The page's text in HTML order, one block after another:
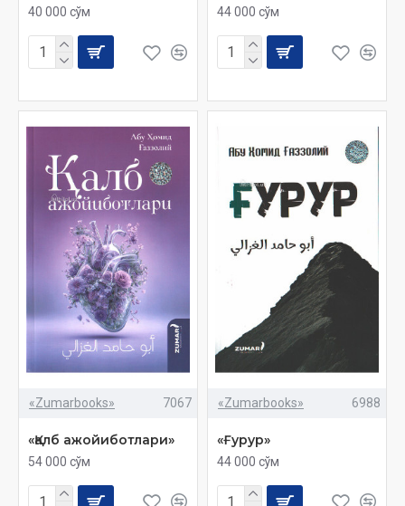
40 000 сўм 44 000 сўм
«Zumarbooks» 7067
«Қалб ажойиботлари»
54 000 сўм
«Zumarbooks» 6988
«Ғурур»
44 000 сўм